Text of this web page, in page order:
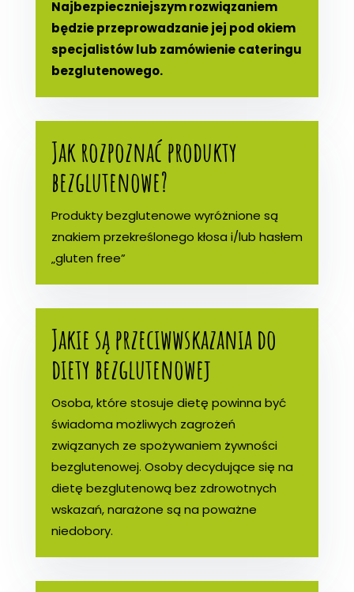
Najbezpieczniejszym rozwiązaniem
będzie przeprowadzanie jej pod okiem
specjalistów lub zamówienie cateringu
bezglutenowego.
Jak rozpoznać produkty
bezglutenowe?
Produkty bezglutenowe wyróżnione są
znakiem przekreślonego kłosa i/lub hasłem
„gluten free”
Jakie są przeciwwskazania do
diety bezglutenowej
Osoba, które stosuje dietę powinna być
świadoma możliwych zagrożeń
związanych ze spożywaniem żywności
bezglutenowej. Osoby decydujące się na
dietę bezglutenową bez zdrowotnych
wskazań, narażone są na poważne
niedobory.